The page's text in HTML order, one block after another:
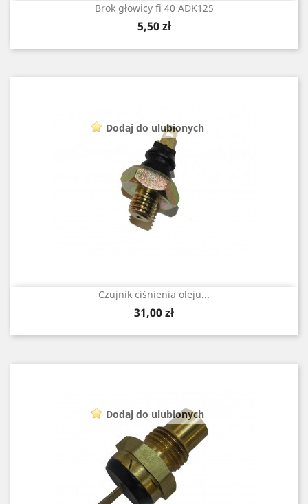
Brok głowicy fi 40 ADK125
Cena
5,50 zł
Czujnik ciśnienia oleju...
Cena
31,00 zł
Dodaj do ulubionych
Dodaj do ulubionych